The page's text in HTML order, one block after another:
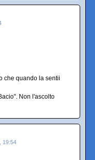
che quando la sentii
Non l'ascolto
19:54